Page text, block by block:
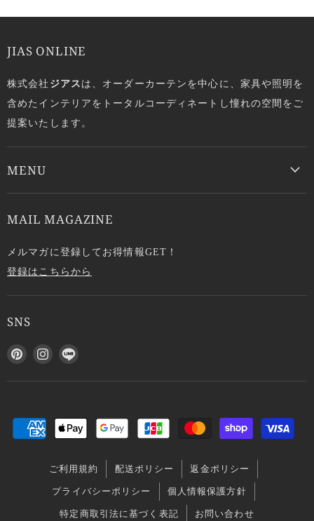
JIAS ONLINE
株式会社 ジアスは、オーダーカーテンを中心に、家具や照明を
含めたインテリアをトータルコーディネートし憧れの空間をご
提案いたします。
MENU
MAIL MAGAZINE
メルマガに登録してお得情報GET！
登録はこちらから
SNS
P
n
r
I
s
m
で
L
N
見
て
く
ご利用規約 配送ポリシー 返金ポリシー
プライバシーポリシー 個人情報保護方針
特定商取引法に基づく表記 お問い合わせ